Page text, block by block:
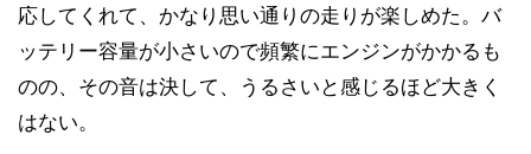
応してくれて、かなり思い通りの走りが楽しめた。バ
ッテリー容量が小さいので頻繁にエンジンがかかるも
のの、その音は決して、うるさいと感じるほど大きく
はない。